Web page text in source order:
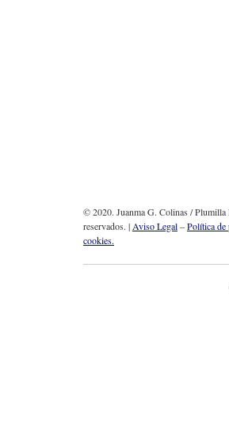
© 2020. Juanma G. Colinas / Plumilla
reservados. |Aviso Legal–Política de
cookies.